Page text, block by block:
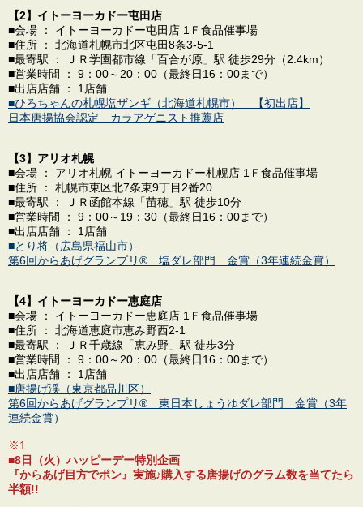
【2】イトーヨーカドー屯田店
■会場 ： イトーヨーカドー屯田店 1Ｆ食品催事場
■住所 ： 北海道札幌市北区屯田8条3-5-1
■最寄駅 ： ＪＲ学園都市線「百合が原」駅 徒歩29分（2.4km）
■営業時間 ： 9：00～20：00（最終日16：00まで）
■出店店舗 ： 1店舗
■ひろちゃんの札幌塩ザンギ（北海道札幌市） 【初出店】
日本唐揚協会認定 カラアゲニスト推薦店
【3】アリオ札幌
■会場 ： アリオ札幌 イトーヨーカドー札幌店 1Ｆ食品催事場
■住所 ： 札幌市東区北7条東9丁目2番20
■最寄駅 ： ＪＲ函館本線「苗穂」駅 徒歩10分
■営業時間 ： 9：00～19：30（最終日16：00まで）
■出店店舗 ： 1店舗
■とり将（広島県福山市）
第6回からあげグランプリ® 塩ダレ部門 金賞（3年連続金賞）
【4】イトーヨーカドー恵庭店
■会場 ： イトーヨーカドー恵庭店 1Ｆ食品催事場
■住所 ： 北海道恵庭市恵み野西2-1
■最寄駅 ： ＪＲ千歳線「恵み野」駅 徒歩3分
■営業時間 ： 9：00～20：00（最終日16：00まで）
■出店店舗 ： 1店舗
■唐揚げ渓（東京都品川区）
第6回からあげグランプリ® 東日本しょうゆダレ部門 金賞（3年
連続金賞）
※1
■8日（火）ハッピーデー特別企画
『からあげ目方でポン』実施♪購入する唐揚げのグラム数を当てたら
半額!!